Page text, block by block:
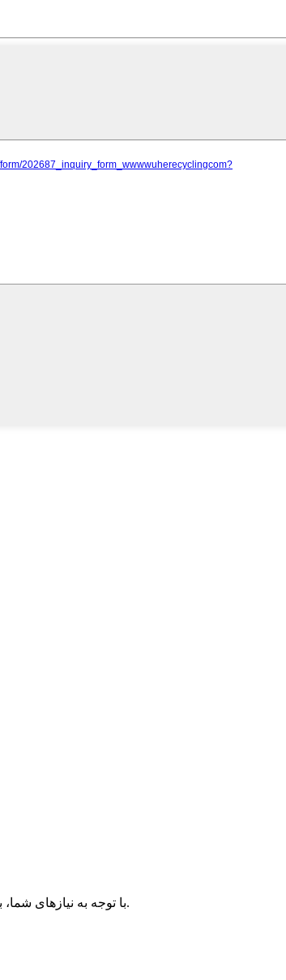
با توجه به نیازهای شما، برای شما سفارشی‌سازی کنیم و محصولات ارزشمندتری را در اختیار شما قرار دهیم.